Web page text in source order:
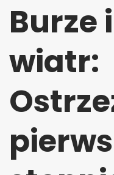
Burze
wiatr: